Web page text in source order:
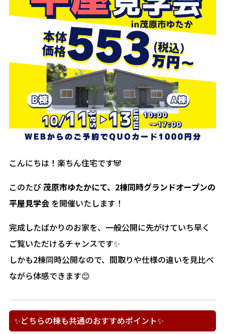
こんにちは！楽ちん住宅です🐼
このたび茂原市ゆたかにて、2棟同時グランドオープンの
平屋見学会を開催いたします！
完成したばかりのお家を、一般公開に先がけていち早く
ご覧いただけるチャンスです✨
しかも2棟同時公開なので、間取りや仕様の違いを見比べ
ながら体感できます😊
✨どちらの棟も共通のおすすめポイント✨